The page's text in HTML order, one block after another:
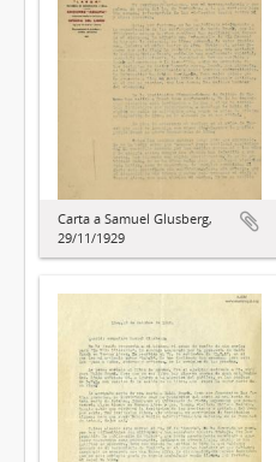
Carta a Samuel Glusberg,
29/11/1929